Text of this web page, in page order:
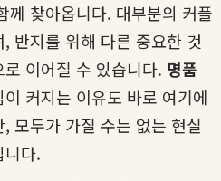
께 찾아옵니다. 대부분의 커플
반지를 위해 다른 중요한 것
이어질 수 있습니다. 명품
커지는 이유도 바로 여기에
모두가 가질 수는 없는 현실
니다.